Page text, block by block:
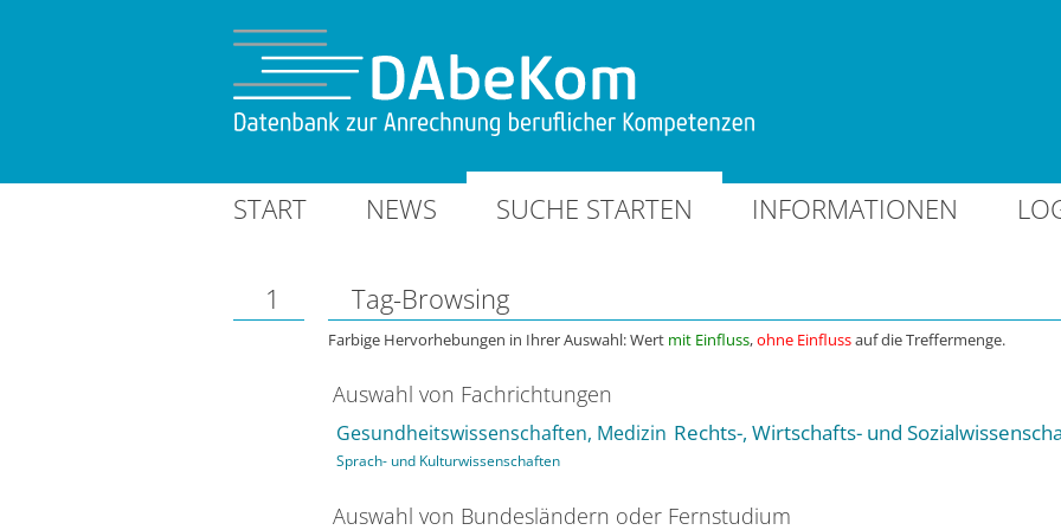
START NEWS SUCHE STARTEN INFORMATIONEN
1 Tag-Browsing
Farbige Hervorhebungen in Ihrer Auswahl: Wert mit Einfluss,ohne Einflussauf die Treffermenge.
Auswahl von Fachrichtungen
Gesundheitswissenschaften, Medizin Rechts-, Wirtschafts- und
Sprach- und Kulturwissenschaften
Auswahl von Bundesländern oder Fernstudium